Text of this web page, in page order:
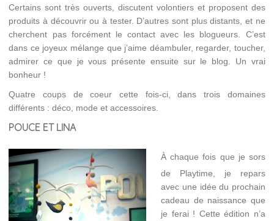
Certains sont très ouverts, discutent volontiers et proposent des
produits à découvrir ou à tester. D’autres sont plus distants, et ne
cherchent pas forcément le contact avec les blogueurs. C’est
dans ce joyeux mélange que j’aime déambuler, regarder, toucher,
admirer ce que je vous présente ensuite sur le blog. Un vrai
bonheur !
Quatre coups de coeur cette fois-ci, dans trois domaines
différents : déco, mode et accessoires.
POUCE ET LINA
À chaque fois que je sors
de Playtime, je repars
avec une idée du prochain
cadeau de naissance que
je ferai ! Cette édition n’a